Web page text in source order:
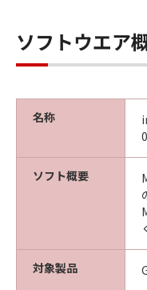
るものでは
所有権
権限及び所
ンまたはキ
保証
「許諾ソフ
憶媒体に格
キヤノンは
ア」を購入
フトウエア
ソフトウエア
名称
ソフト概要
対象製品